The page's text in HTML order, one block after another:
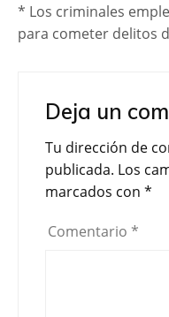
* Los criminales
para cometer delitos
Deja un
Tu dirección de
publicada. Los
marcados con *
Comentario *